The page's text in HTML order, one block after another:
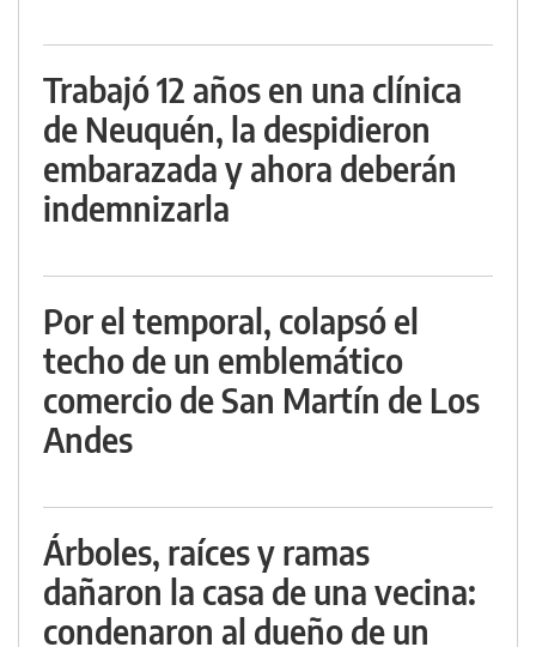
Trabajó 12 años en una clínica
de Neuquén, la despidieron
embarazada y ahora deberán
indemnizarla
Por el temporal, colapsó el
techo de un emblemático
comercio de San Martín de Los
Andes
Árboles, raíces y ramas
dañaron la casa de una vecina:
condenaron al dueño de un